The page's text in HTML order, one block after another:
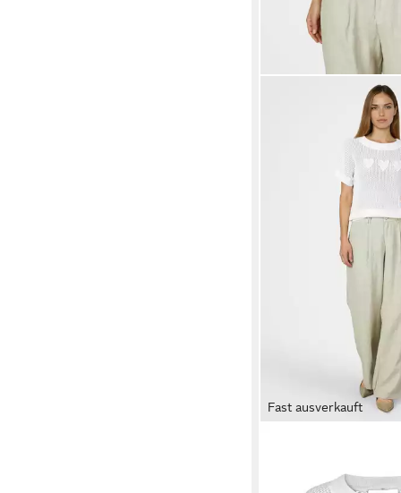
Fast ausverkauft
64,95 € UVP129,95 €